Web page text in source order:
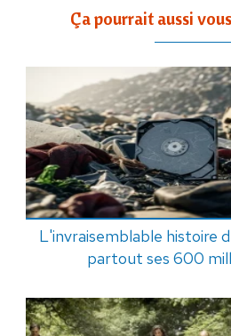
Ça pourrait aussi
L'invraisemblable histoire
partout ses 600